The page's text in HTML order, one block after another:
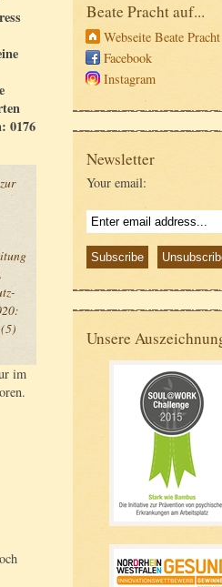
Beate Pracht auf...
Webseite Beate Pracht
Facebook
Instagram
Newsletter
Your email:
Unsere
0176
im